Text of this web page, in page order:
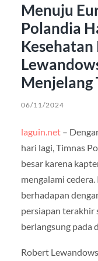
Menuju
Polandia
Kesehatan
Menjelang
06/11/2024
laguin.net–
hari lagi, Timnas
besar karena
mengalami
berhadapan
persiapan terakhir
berlangsung pada
Robert